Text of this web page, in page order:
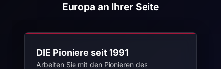
Europa an Ihrer Seite
DIE Pioniere seit 1991
Arbeiten Sie mit den Pionieren des